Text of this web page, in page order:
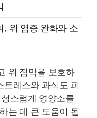
, 위 염증 완화와 소
위 점막을 보호하
트레스와 과식도 피
스럽게 영양소를
는 데 큰 도움이 됩